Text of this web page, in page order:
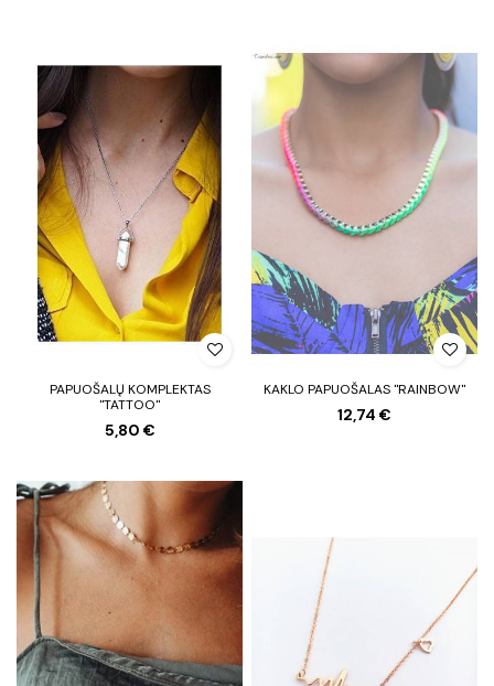
PAPUOŠALŲ KOMPLEKTAS
"TATTOO"
5,80 €
KAKLO PAPUOŠALAS "RAINBOW"
12,74 €